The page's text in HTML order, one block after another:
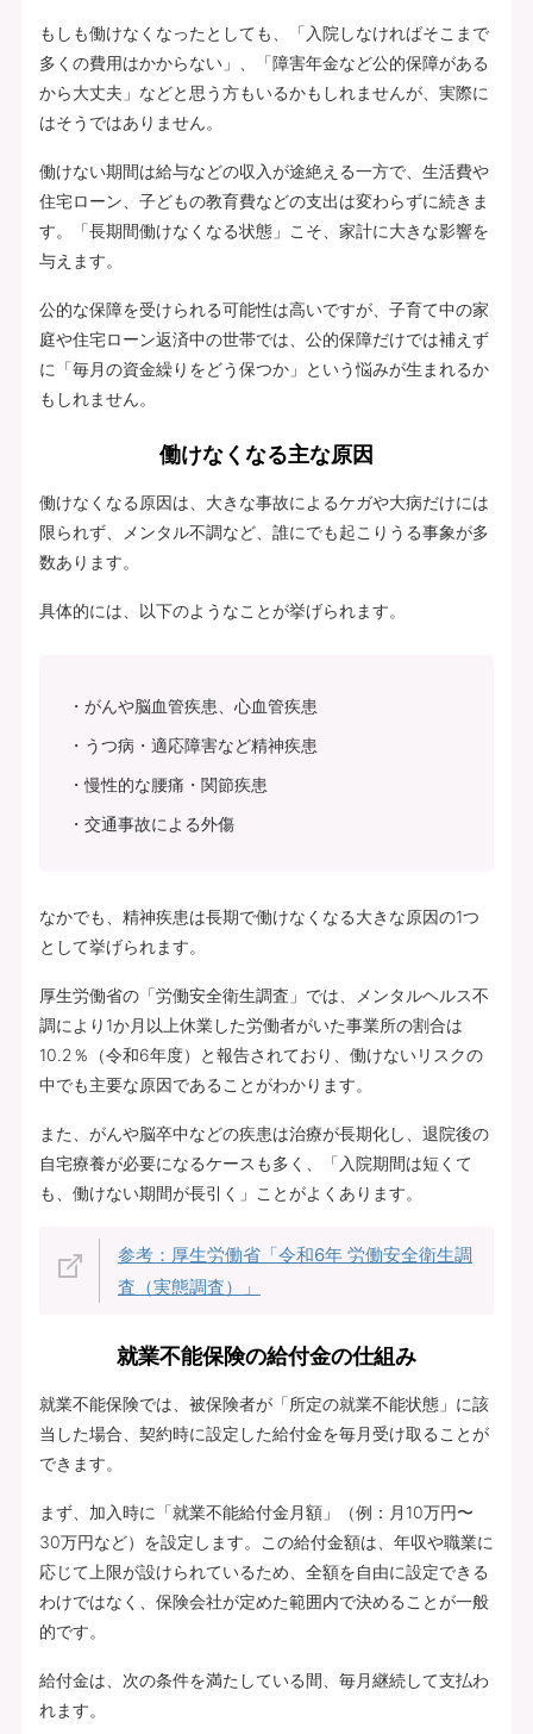
もしも働けなくなったとしても、「入院しなければそこまで
多くの費用はかからない」、「障害年金など公的保障がある
から大丈夫」などと思う方もいるかもしれませんが、実際に
はそうではありません。
働けない期間は給与などの収入が途絶える一方で、生活費や
住宅ローン、子どもの教育費などの支出は変わらずに続きま
す。「長期間働けなくなる状態」こそ、家計に大きな影響を
与えます。
公的な保障を受けられる可能性は高いですが、子育て中の家
庭や住宅ローン返済中の世帯では、公的保障だけでは補えず
に「毎月の資金繰りをどう保つか」という悩みが生まれるか
もしれません。
働けなくなる主な原因
働けなくなる原因は、大きな事故によるケガや大病だけには
限られず、メンタル不調など、誰にでも起こりうる事象が多
数あります。
具体的には、以下のようなことが挙げられます。
がんや脳血管疾患、心血管疾患
うつ病・適応障害など精神疾患
慢性的な腰痛・関節疾患
交通事故による外傷
なかでも、精神疾患は長期で働けなくなる大きな原因の1つ
として挙げられます。
厚生労働省の「労働安全衛生調査」では、メンタルヘルス不
調により1か月以上休業した労働者がいた事業所の割合は
10.2％（令和6年度）と報告されており、働けないリスクの
中でも主要な原因であることがわかります。
また、がんや脳卒中などの疾患は治療が長期化し、退院後の
自宅療養が必要になるケースも多く、「入院期間は短くて
も、働けない期間が長引く」ことがよくあります。
参考：厚生労働省「令和6年 労働安全衛生調
査（実態調査）」
就業不能保険の給付金の仕組み
就業不能保険では、被保険者が「所定の就業不能状態」に該
当した場合、契約時に設定した給付金を毎月受け取ることが
できます。
まず、加入時に「就業不能給付金月額」（例：月10万円〜
30万円など）を設定します。この給付金額は、年収や職業に
応じて上限が設けられているため、全額を自由に設定できる
わけではなく、保険会社が定めた範囲内で決めることが一般
的です。
給付金は、次の条件を満たしている間、毎月継続して支払わ
れます。